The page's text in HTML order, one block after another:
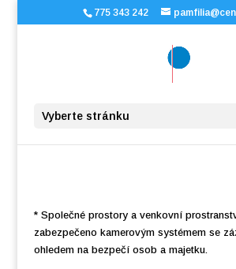
775 343 242
Vyberte stránku
* Společné prostory a venkovní
zabezpečeno kamerovým systémem se
ohledem na bezpečí osob a majetku.